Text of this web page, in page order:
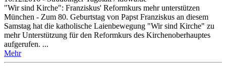
"Wir sind Kirche": Franziskus' Reformkurs mehr unterstützen
München - Zum 80. Geburtstag von Papst Franziskus an diesem
Samstag hat die katholische Laienbewegung "Wir sind Kirche" zu
mehr Unterstützung für den Reformkurs des Kirchenoberhauptes
aufgerufen. ...
Mehr